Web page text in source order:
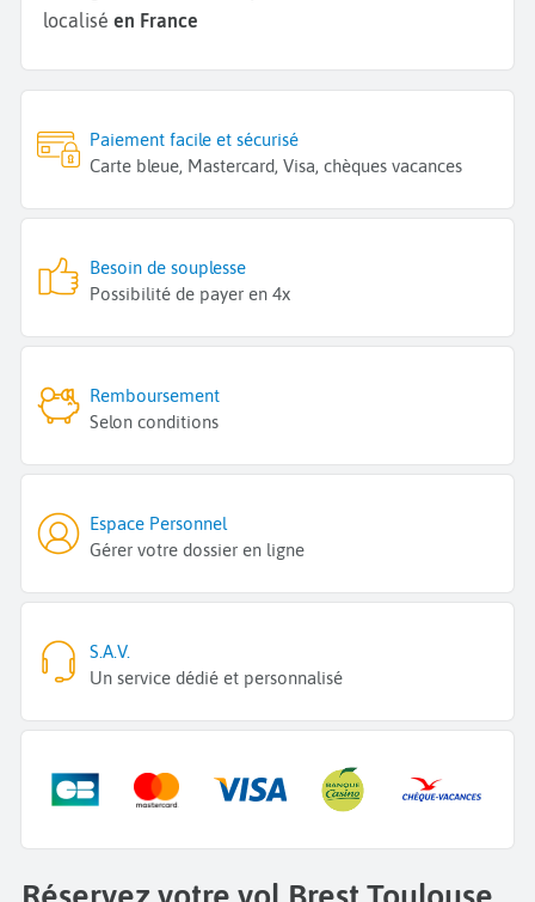
localisé en France
Paiement facile et sécurisé
Carte bleue, Mastercard, Visa, chèques vacances
Besoin de souplesse
Possibilité de payer en 4x
Remboursement
Selon conditions
Espace Personnel
Gérer votre dossier en ligne
S.A.V.
Un service dédié et personnalisé